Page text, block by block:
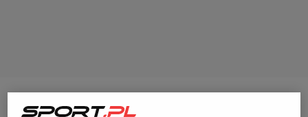
Dawid Kubackizajął trzecie miejsce w konkursie